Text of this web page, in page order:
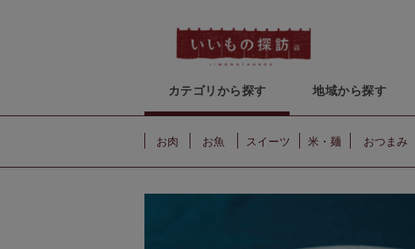
カテゴリから探す 地域から探す
お肉 お魚 スイーツ 米・麺 おつまみ